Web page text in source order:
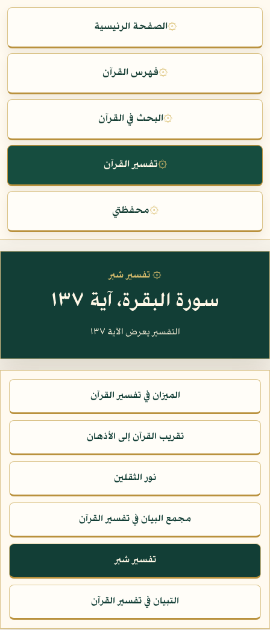
۞الصفحة الرئيسية
۞فهرس القرآن
۞البحث في القرآن
۞تفسير القرآن
۞محفظتي
۞ تفسير شبر
سورة البقرة، آية ١٣٧
التفسير يعرض الآية ١٣٧
الميزان في تفسير القرآن
تقريب القرآن إلى الأذهان
نور الثقلين
مجمع البيان في تفسير القرآن
تفسير شبر
التبيان في تفسير القرآن